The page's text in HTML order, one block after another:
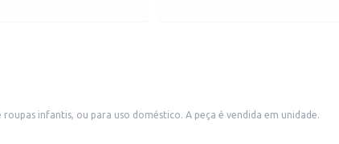
infantis, ou para uso doméstico. A peça é vendida em unidade.